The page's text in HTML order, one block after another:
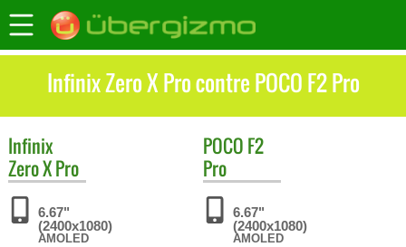
Infinix Zero X Pro contre POCO F2 Pro
Infinix
Zero X Pro
6.67"
(2400x1080)
AMOLED
POCO F2
Pro
6.67"
(2400x1080)
AMOLED